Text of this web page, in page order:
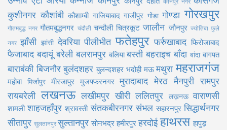
कुशीनगर कौशांबी कौशाम्बी गाजियाबाद गाजीपुर गोंडा गोण्डा गोरखपुर
गौतमबुद्ध नगर गौतमबुद्धनगर चंदौली चन्दौली चित्रकूट जालौन जौनपुर ज्योतिबा फुले
नगर झाँसी झांसी देवरिया पीलीभीत फतेहपुर फर्रुखाबाद फिरोजाबाद
फैजाबाद बदायूं बरेली बलरामपुर बलिया बस्ती बहराइच बाँदा बांदा बागपत
बाराबंकी बिजनौर बुलंदशहर बुलन्दशहर भदोही मऊ मथुरा महराजगंज
महोबा मिर्जापुर मीरजापुर मुजफ्फरनगर मुरादाबाद मेरठ मैनपुरी रामपुर
रायबरेली लखनऊ लखीमपुर खीरी ललितपुर लख़नऊ वाराणसी
शामली शाहजहाँपुर श्रावस्ती संतकबीरनगर संभल सहारनपुर सिद्धार्थनगर
सीतापुर सुलतानपुरसुल्तानपुर सोनभद्र हमीरपुर हरदोई हाथरस हापुड़